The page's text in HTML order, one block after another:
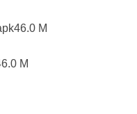
M
M